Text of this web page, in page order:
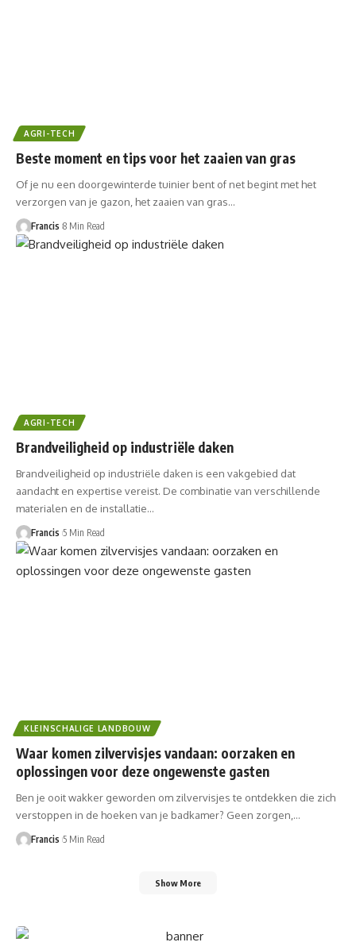
AGRI-TECH
Beste moment en tips voor het zaaien van gras
Of je nu een doorgewinterde tuinier bent of net begint met het
verzorgen ⁤van je gazon, het zaaien van gras…
Francis 8 Min Read
AGRI-TECH
Brandveiligheid op industriële daken
Brandveiligheid op industriële daken is een vakgebied dat
aandacht en expertise vereist. De combinatie van verschillende
materialen en de installatie…
Francis 5 Min Read
KLEINSCHALIGE LANDBOUW
Waar komen zilvervisjes vandaan: oorzaken en
oplossingen voor deze ongewenste gasten
Ben je ooit wakker geworden om zilvervisjes te ontdekken die zich
verstoppen in de hoeken van je badkamer? Geen zorgen,…
Francis 5 Min Read
Show More